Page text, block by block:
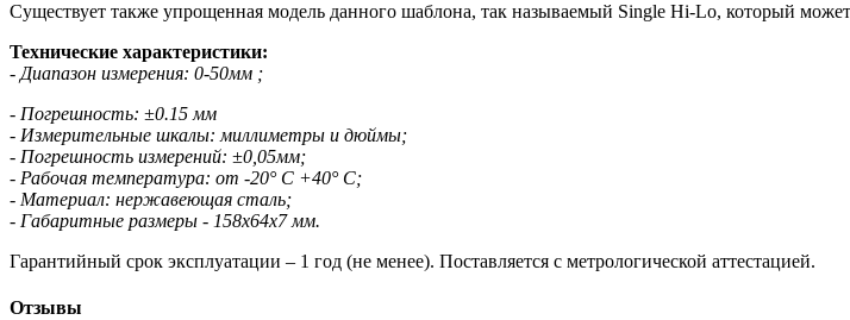
Существует также упрощенная модель данного шаблона, так называемый Single Hi-Lo, который
Технические характеристики:
- Диапазон измерения: 0-50мм ;
- Погрешность: ±0.15 мм
- Измерительные шкалы: миллиметры и дюймы;
- Погрешность измерений: ±0,05мм;
- Рабочая температура: от -20° C +40° C;
- Материал: нержавеющая сталь;
- Габаритные размеры - 158х64х7 мм.
Гарантийный срок эксплуатации – 1 год (не менее). Поставляется с метрологической аттестацией.
Отзывы